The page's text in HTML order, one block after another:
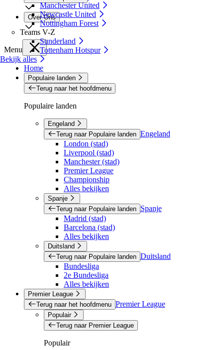
Manchester United
Newcastle United
Nottingham Forest
Teams V-Z
Sunderland
Tottenham Hotspur
Bekijk alles
Over Ons
Menu
Home
Populaire landen
Terug naar het hoofdmenu
Populaire landen
Engeland
Terug naar Populaire landen Engeland
London (stad)
Liverpool (stad)
Manchester (stad)
Premier League
Championship
Alles bekijken
Spanje
Terug naar Populaire landen
Spanje
Madrid (stad)
Barcelona (stad)
Alles bekijken
Duitsland
Terug naar Populaire landen Duitsland
Bundesliga
2e Bundesliga
Alles bekijken
Premier League
Terug naar het hoofdmenu Premier League
Populair
Terug naar Premier League
Populair